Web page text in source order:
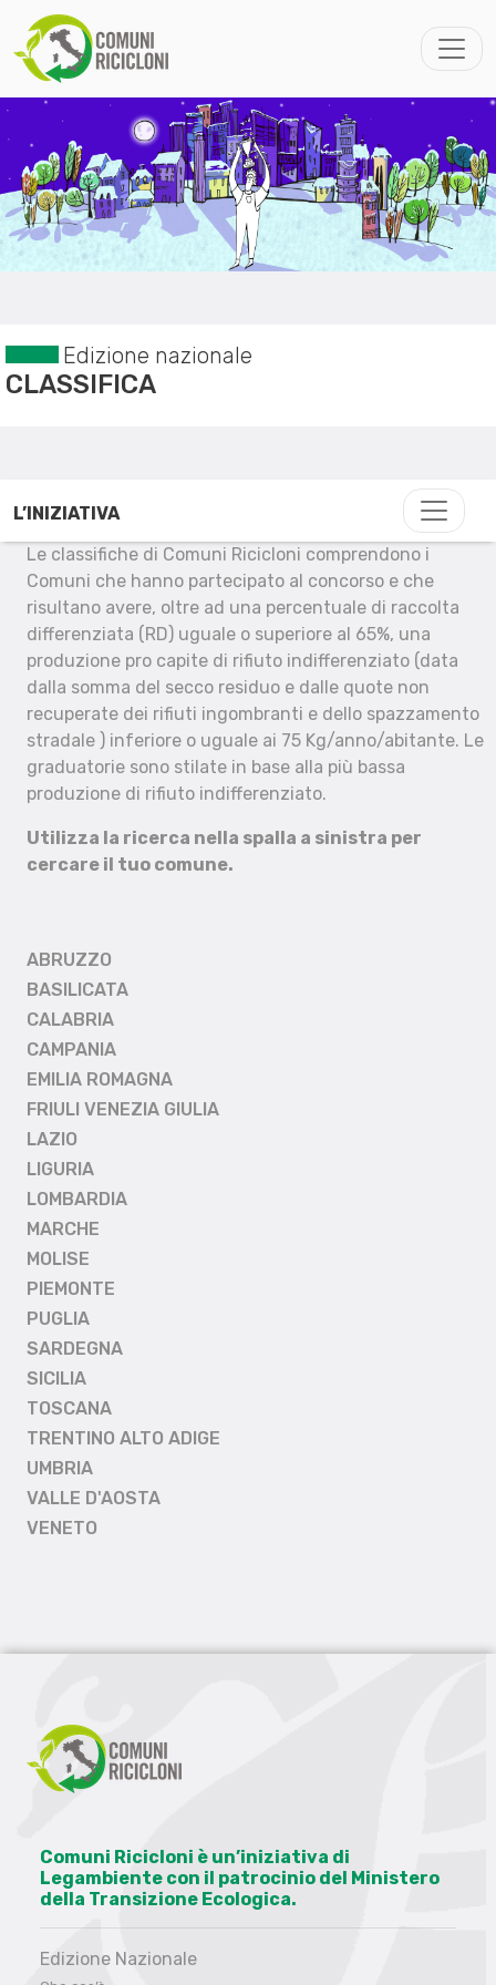
Edizione nazionale
CLASSIFICA
L’INIZIATIVA
Le classifiche di Comuni Ricicloni comprendono i
Comuni che hanno partecipato al concorso e che
risultano avere, oltre ad una percentuale di raccolta
differenziata (RD) uguale o superiore al 65%, una
produzione pro capite di rifiuto indifferenziato (data
dalla somma del secco residuo e dalle quote non
recuperate dei rifiuti ingombranti e dello spazzamento
stradale ) inferiore o uguale ai 75 Kg/anno/abitante. Le
graduatorie sono stilate in base alla più bassa
produzione di rifiuto indifferenziato.
Utilizza la ricerca nella spalla a sinistra per
cercare il tuo comune.
ABRUZZO
BASILICATA
CALABRIA
CAMPANIA
EMILIA ROMAGNA
FRIULI VENEZIA GIULIA
LAZIO
LIGURIA
LOMBARDIA
MARCHE
MOLISE
PIEMONTE
PUGLIA
SARDEGNA
SICILIA
TOSCANA
TRENTINO ALTO ADIGE
UMBRIA
VALLE D'AOSTA
VENETO
Comuni Ricicloni è un’iniziativa di
Legambiente con il patrocinio del Ministero
della Transizione Ecologica.
Edizione Nazionale